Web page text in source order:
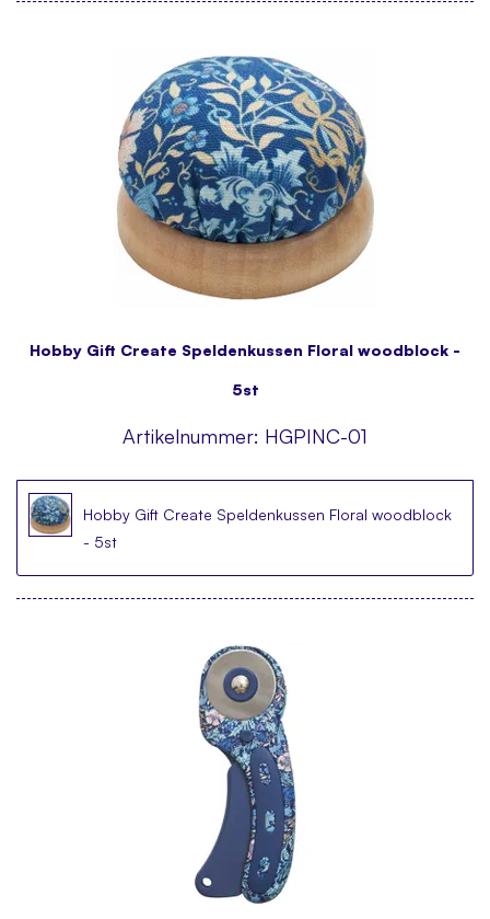
Hobby Gift Create Speldenkussen Floral woodblock -
5st
Artikelnummer: HGPINC-01
Hobby Gift Create Speldenkussen Floral woodblock
- 5st